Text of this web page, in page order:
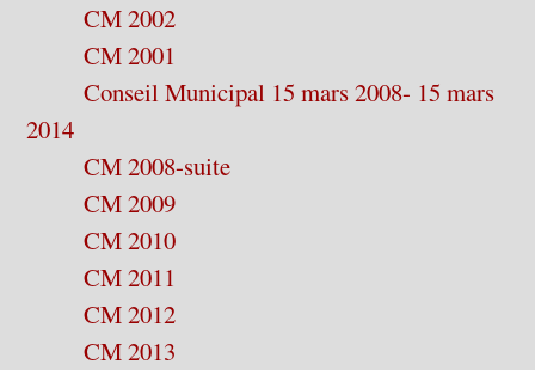
CM 2002
CM 2001
Conseil Municipal 15 mars 2008- 15 mars
2014
CM 2008-suite
CM 2009
CM 2010
CM 2011
CM 2012
CM 2013